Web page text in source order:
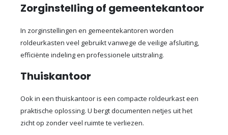
Zorginstelling of gemeentekantoor
In zorginstellingen en gemeentekantoren worden
roldeurkasten veel gebruikt vanwege de veilige afsluiting,
efficiënte indeling en professionele uitstraling.
Thuiskantoor
Ook in een thuiskantoor is een compacte roldeurkast een
praktische oplossing. U bergt documenten netjes uit het
zicht op zonder veel ruimte te verliezen.